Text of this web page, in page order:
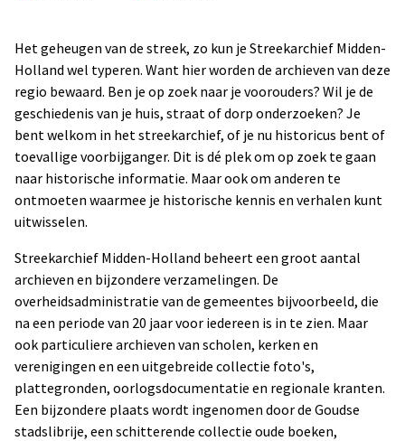
Het geheugen van de streek, zo kun je Streekarchief Midden-
Holland wel typeren. Want hier worden de archieven van deze
regio bewaard. Ben je op zoek naar je voorouders? Wil je de
geschiedenis van je huis, straat of dorp onderzoeken? Je
bent welkom in het streekarchief, of je nu historicus bent of
toevallige voorbijganger. Dit is dé plek om op zoek te gaan
naar historische informatie. Maar ook om anderen te
ontmoeten waarmee je historische kennis en verhalen kunt
uitwisselen.
Streekarchief Midden-Holland beheert een groot aantal
archieven en bijzondere verzamelingen. De
overheidsadministratie van de gemeentes bijvoorbeeld, die
na een periode van 20 jaar voor iedereen is in te zien. Maar
ook particuliere archieven van scholen, kerken en
verenigingen en een uitgebreide collectie foto's,
plattegronden, oorlogsdocumentatie en regionale kranten.
Een bijzondere plaats wordt ingenomen door de Goudse
stadslibrije, een schitterende collectie oude boeken,